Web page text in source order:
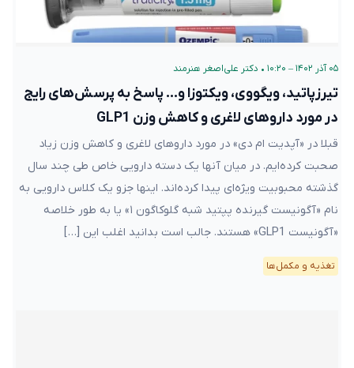
۰۵ آذر ۱۴۰۲ – ۱۰:۲۰ • دکتر علی‌اصغر هنرمند
تیرزپاتید، ویگووی، ویکتوزا و… پاسخ به پرسش‌های رایج
در مورد داروهای لاغری و کاهش وزن GLP1
قبلا در «آپدیت ام دی» در مورد داروهای لاغری و کاهش وزن زیاد
صحبت کرده‌ایم. در میان آنها یک دسته دارویی خاص طی چند سال
گذشته محبوبیت ویژه‌ای پیدا کرده‌اند. اینها جزو یک کلاس دارویی به
نام «آگونیست گیرنده پپتید شبه گلوکاگون ۱» یا به طور خلاصه
«آگونیست GLP1» هستند. جالب است بدانید اغلب این […]
تغذیه و مکمل‌ها